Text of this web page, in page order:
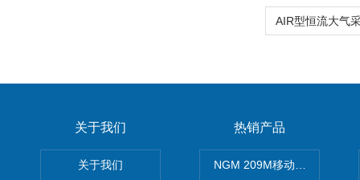
关于我们
关于我们
热销产品
NGM 209M移动式惰性气体